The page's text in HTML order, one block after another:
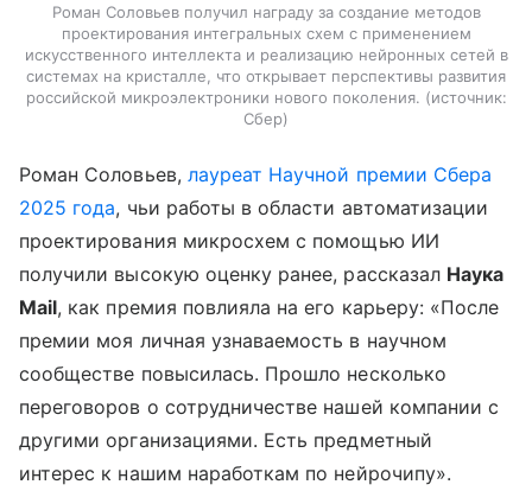
Роман Соловьев получил награду за создание методов
проектирования интегральных схем с применением
искусственного интеллекта и реализацию нейронных сетей в
системах на кристалле, что открывает перспективы развития
российской микроэлектроники нового поколения.
источник:
Сбер
Роман Соловьев, лауреат Научной премии Сбера
2025 года, чьи работы в области автоматизации
проектирования микросхем с помощью ИИ
получили высокую оценку ранее, рассказал Наука
Mail, как премия повлияла на его карьеру: «После
премии моя личная узнаваемость в научном
сообществе повысилась. Прошло несколько
переговоров о сотрудничестве нашей компании с
другими организациями. Есть предметный
интерес к нашим наработкам по нейрочипу».